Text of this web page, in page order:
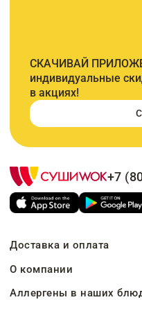
СКАЧИВАЙ
индивидуальные
в акциях!
+7
Доставка и оплата
О компании
Аллергены в наших